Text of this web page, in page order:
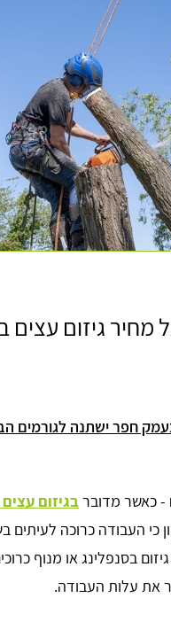
מחיר גיזום עצים
חפר ישתנה לגורמים
- כאשר מדוברבגיזום
כי העבודה כרוכה לעיתים
בסנפלינג או מנוף
את עלות העבודה.